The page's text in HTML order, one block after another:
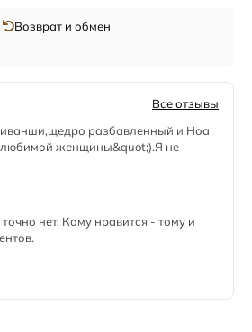
Возврат и обмен
Все отзывы
разбавленный и Ноа
женщины&quot;).Я не
нет. Кому нравится - тому и